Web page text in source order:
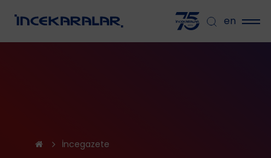
en
İncegazete